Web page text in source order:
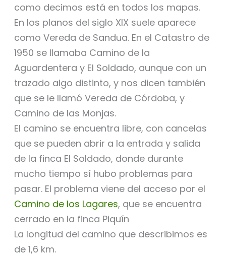
como decimos está en todos los mapas.
En los planos del siglo XIX suele aparece
como Vereda de Sandua. En el Catastro de
1950 se llamaba Camino de la
Aguardentera y El Soldado, aunque con un
trazado algo distinto, y nos dicen también
que se le llamó Vereda de Córdoba, y
Camino de las Monjas.
El camino se encuentra libre, con cancelas
que se pueden abrir a la entrada y salida
de la finca El Soldado, donde durante
mucho tiempo sí hubo problemas para
pasar. El problema viene del acceso por el
Camino de los Lagares, que se encuentra
cerrado en la finca Piquín
La longitud del camino que describimos es
de 1,6 km.